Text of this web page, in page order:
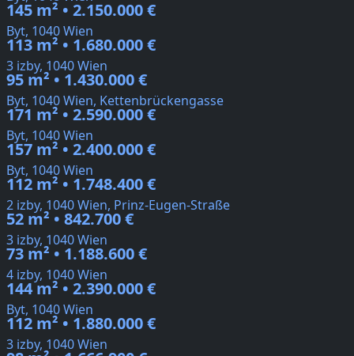
145 m² • 2.150.000 €
Byt, 1040 Wien
113 m² • 1.680.000 €
3 izby, 1040 Wien
95 m² • 1.430.000 €
Byt, 1040 Wien, Kettenbrückengasse
171 m² • 2.590.000 €
Byt, 1040 Wien
157 m² • 2.400.000 €
Byt, 1040 Wien
112 m² • 1.748.400 €
2 izby, 1040 Wien, Prinz-Eugen-Straße
52 m² • 842.700 €
3 izby, 1040 Wien
73 m² • 1.188.600 €
4 izby, 1040 Wien
144 m² • 2.390.000 €
Byt, 1040 Wien
112 m² • 1.880.000 €
3 izby, 1040 Wien